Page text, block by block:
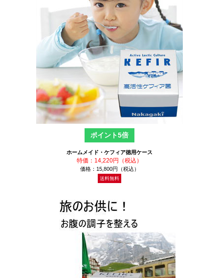
ポイント5倍
ホームメイド・ケフィア徳用ケース
特価：14,220円（税込）
価格：15,800円（税込）
送料無料